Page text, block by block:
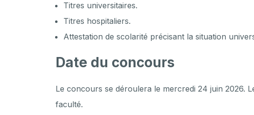
Titres universitaires.
Titres hospitaliers.
Attestation de scolarité précisant la situation
Date du concours
Le concours se déroulera le mercredi 24 juin 2026.
faculté.